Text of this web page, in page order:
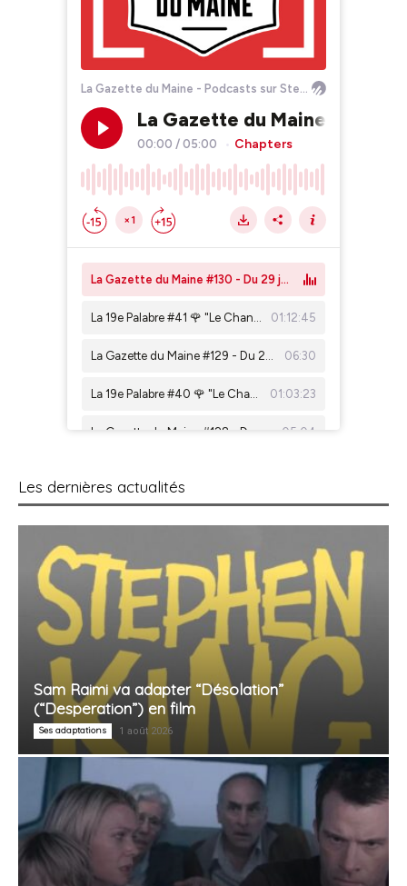
Les dernières actualités
Sam Raimi va adapter “Désolation”
(“Desperation”) en film
Ses adaptations 1 août 2026